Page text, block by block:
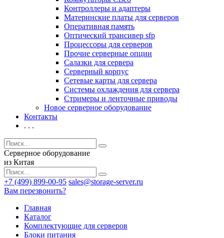
Контроллеры и адаптеры
Материнские платы для серверов
Оперативная память
Оптический трансивер sfp
Процессоры для серверов
Прочие серверные опции
Салазки для сервера
Серверный корпус
Сетевые карты для сервера
Системы охлаждения для сервера
Стримеры и ленточные приводы
Новое серверное оборудование
Контакты
. . .
Серверное оборудование
из Китая
+7 (499) 899-00-95 sales@storage-server.ru
Вам перезвонить?
Главная
Каталог
Комплектующие для серверов
Блоки питания